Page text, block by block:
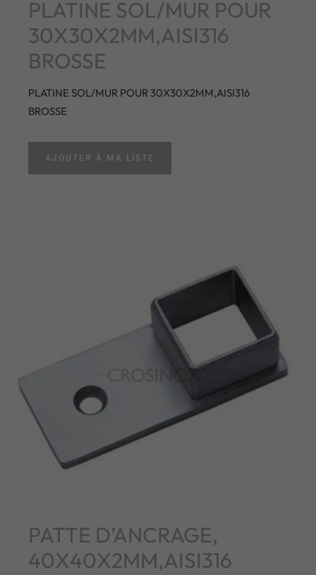
PLATINE SOL/MUR POUR
30X30X2MM,AISI316
BROSSE
PLATINE SOL/MUR POUR 30X30X2MM,AISI316
BROSSE
AJOUTER À MA LISTE
PATTE D’ANCRAGE,
40X40X2MM,AISI316